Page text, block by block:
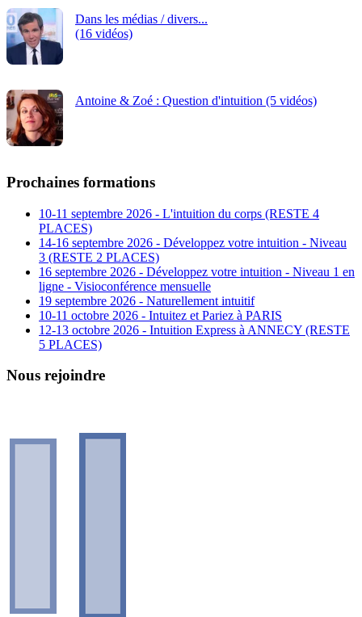
Dans les médias / divers...
(16 vidéos)
Antoine & Zoé : Question d'intuition (5 vidéos)
Prochaines formations
10-11 septembre 2026 - L'intuition du corps (RESTE 4
PLACES)
14-16 septembre 2026 - Développez votre intuition - Niveau
3 (RESTE 2 PLACES)
16 septembre 2026 - Développez votre intuition - Niveau 1 en
ligne - Visioconférence mensuelle
19 septembre 2026 - Naturellement intuitif
10-11 octobre 2026 - Intuitez et Pariez à PARIS
12-13 octobre 2026 - Intuition Express à ANNECY (RESTE
5 PLACES)
Nous rejoindre